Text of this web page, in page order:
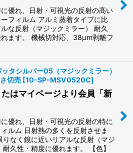
優れ、日射・可視光の反射の高い
フィルム アルミ蒸着タイプに比
な反射（マジックミラー） 耐久
ます。 機械切対応、38μm剥離フ
タシルバー05（マジックミラー）
切売 [10-SP-MSV0520C]
はマイページより会員「新
優れ、日射・可視光の反射の特に
ルム 日射熱の多くを反射させま
りなく鏡に近いリアルな反射（マジ
耐久性・精度に優れます。 【色】